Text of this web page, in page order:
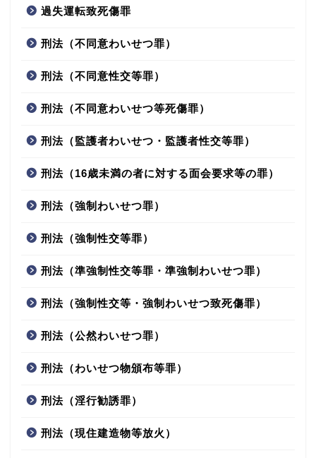
過失運転致死傷罪
刑法（不同意わいせつ罪）
刑法（不同意性交等罪）
刑法（不同意わいせつ等死傷罪）
刑法（監護者わいせつ・監護者性交等罪）
刑法（16歳未満の者に対する面会要求等の罪）
刑法（強制わいせつ罪）
刑法（強制性交等罪）
刑法（準強制性交等罪・準強制わいせつ罪）
刑法（強制性交等・強制わいせつ致死傷罪）
刑法（公然わいせつ罪）
刑法（わいせつ物頒布等罪）
刑法（淫行勧誘罪）
刑法（現住建造物等放火）